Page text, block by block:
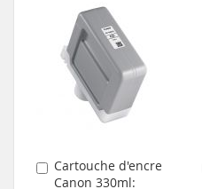
MA
LISTE
D’ENVIE
COMPARATEUR
Cartouche d'encre
Canon 330ml:
Ajouter
au